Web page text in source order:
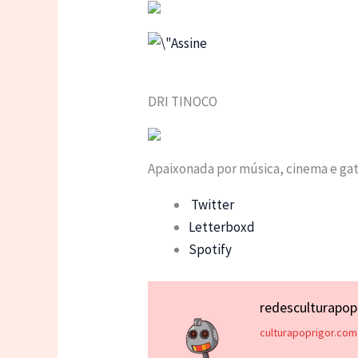
DRI TINOCO
Apaixonada por música, cinema e
Twitter
Letterboxd
Spotify
culturapoprigor.com